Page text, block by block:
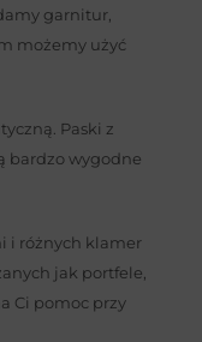
garnitur,
możemy użyć
Paski z
bardzo wygodne
i różnych klamer
jak portfele,
Ci pomoc przy